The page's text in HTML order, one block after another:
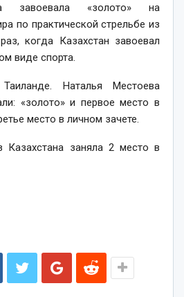
завоевала «золото» на
по практической стрельбе из
когда Казахстан завоевал
виде спорта.
Наталья Местоева
«золото» и первое место в
место в личном зачете.
Казахстана заняла 2 место в